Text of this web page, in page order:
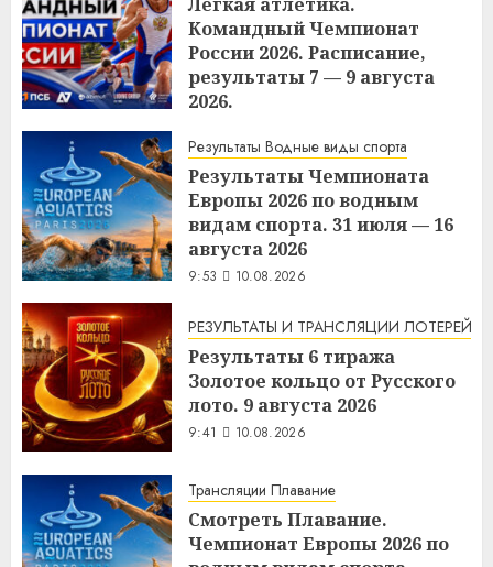
Командный Чемпионат
России 2026. Расписание,
результаты 7 — 9 августа
2026.
Результаты Водные виды спорта
Результаты Чемпионата
Европы 2026 по водным
видам спорта. 31 июля — 16
августа 2026
9:53 10.08.2026
РЕЗУЛЬТАТЫ И ТРАНСЛЯЦИИ ЛОТЕРЕЙ
Результаты 6 тиража
Золотое кольцо от Русского
лото. 9 августа 2026
9:41 10.08.2026
Трансляции Плавание
Смотреть Плавание.
Чемпионат Европы 2026 по